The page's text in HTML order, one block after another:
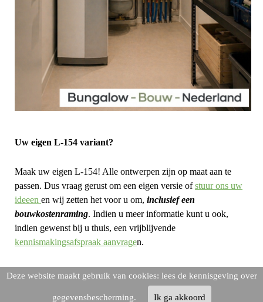
Uw eigen L-154 variant?
Maak uw eigen L-154! Alle ontwerpen zijn op maat aan te
passen. Dus vraag gerust om een eigen versie ofstuur ons uw
ideeen en wij zetten het voor u om, inclusief een
bouwkostenraming. Indien u meer informatie kunt u ook,
indien gewenst bij u thuis, een vrijblijvende
kennismakingsafspraak aanvragen.
Deze website maakt gebruik van cookies: lees de kennisgeving over
gegevensbescherming. Ik ga akkoord